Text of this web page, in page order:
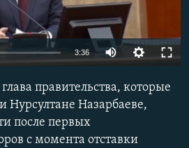
360p
3:36
360p
правительства, которые
Нурсултане Назарбаеве,
после первых
с момента отставки